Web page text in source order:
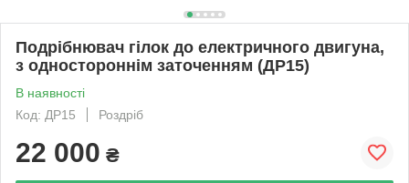
Подрібнювач гілок до електричного двигуна,
з одностороннім заточенням (ДР15)
В наявності
Код: ДР15
Роздріб
22 000 ₴